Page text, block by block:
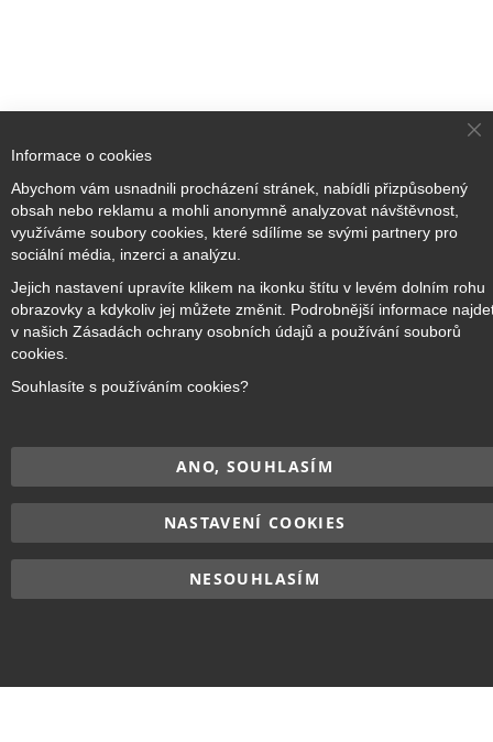
Přihlaste se k odběru novinek
Copyright © 2017–2026BRIDGE Academy
Informace o cookies
Abychom vám usnadnili procházení stránek, nabídli přizpůsobený
obsah nebo reklamu a mohli anonymně analyzovat návštěvnost,
využíváme soubory cookies, které sdílíme se svými partnery pro
sociální média, inzerci a analýzu.
Jejich nastavení upravíte klikem na ikonku štítu v levém dolním rohu
obrazovky a kdykoliv jej můžete změnit. Podrobnější informace
v našich Zásadách ochrany osobních údajů a používání souborů
cookies.
Souhlasíte s používáním cookies?
ANO, SOUHLASÍM
NASTAVENÍ COOKIES
NESOUHLASÍM